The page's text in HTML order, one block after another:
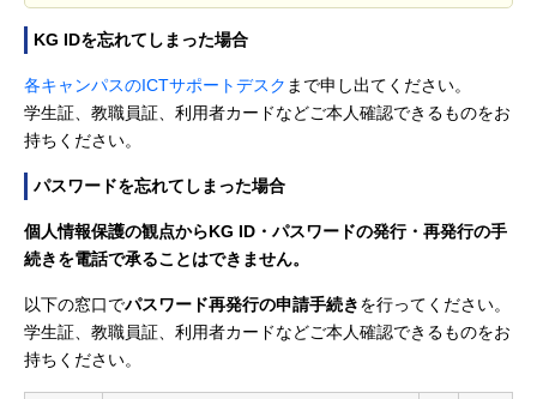
KG IDを忘れてしまった場合
各キャンパスのICTサポートデスク まで申し出てください。
学生証、教職員証、利用者カードなどご本人確認できるものをお
持ちください。
パスワードを忘れてしまった場合
個人情報保護の観点からKG ID・パスワードの発行・再発行の手
続きを電話で承ることはできません。
以下の窓口でパスワード再発行の申請手続きを行ってください。
学生証、教職員証、利用者カードなどご本人確認できるものをお
持ちください。